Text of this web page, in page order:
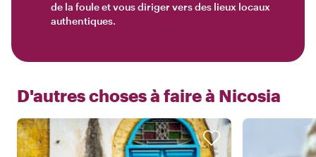
de la foule et vous diriger vers des lieux locaux
authentiques.
D'autres choses à faire à Nicosia